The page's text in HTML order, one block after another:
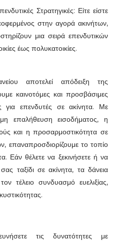
Στρατηγικές: Είτε είστε
στην αγορά ακινήτων,
μια σειρά επενδυτικών
έως πολυκατοικίες.
αποτελεί απόδειξη της
καινοτόμες και προσβάσιμες
για επενδυτές σε ακίνητα. Με
επαλήθευση εισοδήματος, η
και η προσαρμοστικότητα σε
επαναπροσδιορίζουμε το τοπίο
Εάν θέλετε να ξεκινήσετε ή να
ταξίδι σε ακίνητα, τα δάνεια
τέλειο συνδυασμό ευελιξίας,
τις δυνατότητες με